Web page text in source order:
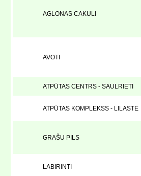
AGLONAS CAKULI
AVOTI
ATPŪTAS CENTRS - SAULRIETI
ATPŪTAS KOMPLEKSS - LILASTE
GRAŠU PILS
LABIRINTI